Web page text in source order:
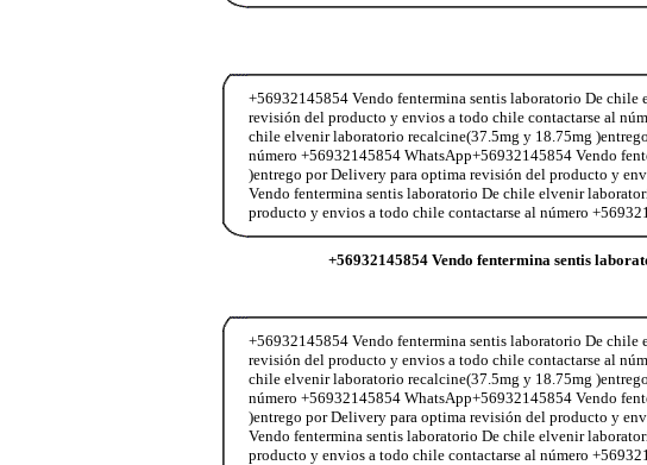
+56932145854 Vendo fentermina sentis laboratorio De
revisión del producto y envios a todo chile contactarse al
chile elvenir laboratorio recalcine(37.5mg y 18.75mg
número +56932145854 WhatsApp+56932145854 Vendo
)entrego por Delivery para optima revisión del producto y
Vendo fentermina sentis laboratorio De chile elvenir
producto y envios a todo chile contactarse al número
+56932145854 Vendo fentermina sentis
+56932145854 Vendo fentermina sentis laboratorio De
revisión del producto y envios a todo chile contactarse al
chile elvenir laboratorio recalcine(37.5mg y 18.75mg
número +56932145854 WhatsApp+56932145854 Vendo
)entrego por Delivery para optima revisión del producto y
Vendo fentermina sentis laboratorio De chile elvenir
producto y envios a todo chile contactarse al número